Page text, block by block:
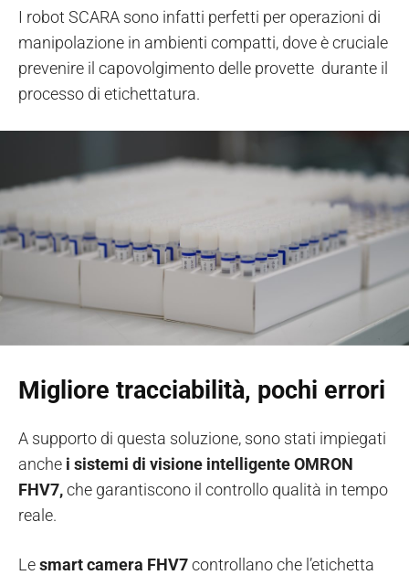
I robot SCARA sono infatti perfetti per operazioni di
manipolazione in ambienti compatti, dove è cruciale
prevenire il capovolgimento delle provette durante il
processo di etichettatura.
Migliore tracciabilità, pochi errori
A supporto di questa soluzione, sono stati impiegati
anche i sistemi di visione intelligente OMRON
FHV7,che garantiscono il controllo qualità in tempo
reale.
Lesmart camera FHV7controllano che l’etichetta